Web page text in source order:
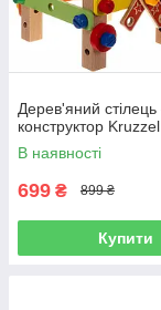
Дерев'яний
конструктор
В наявності
699 ₴ 899 ₴
Купити